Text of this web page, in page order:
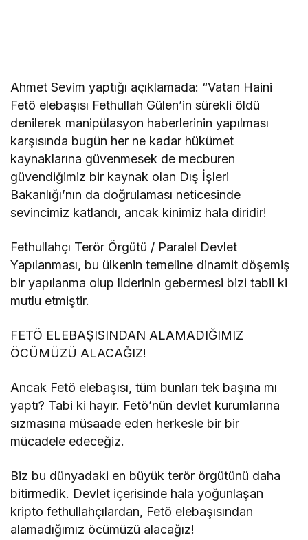
Ahmet Sevim yaptığı açıklamada: “Vatan Haini
Fetö elebaşısı Fethullah Gülen’in sürekli öldü
denilerek manipülasyon haberlerinin yapılması
karşısında bugün her ne kadar hükümet
kaynaklarına güvenmesek de mecburen
güvendiğimiz bir kaynak olan Dış İşleri
Bakanlığı’nın da doğrulaması neticesinde
sevincimiz katlandı, ancak kinimiz hala diridir!
Fethullahçı Terör Örgütü / Paralel Devlet
Yapılanması, bu ülkenin temeline dinamit döşemiş
bir yapılanma olup liderinin gebermesi bizi tabii ki
mutlu etmiştir.
FETÖ ELEBAŞISINDAN ALAMADIĞIMIZ
ÖCÜMÜZÜ ALACAĞIZ!
Ancak Fetö elebaşısı, tüm bunları tek başına mı
yaptı? Tabi ki hayır. Fetö’nün devlet kurumlarına
sızmasına müsaade eden herkesle bir bir
mücadele edeceğiz.
Biz bu dünyadaki en büyük terör örgütünü daha
bitirmedik. Devlet içerisinde hala yoğunlaşan
kripto fethullahçılardan, Fetö elebaşısından
alamadığımız öcümüzü alacağız!